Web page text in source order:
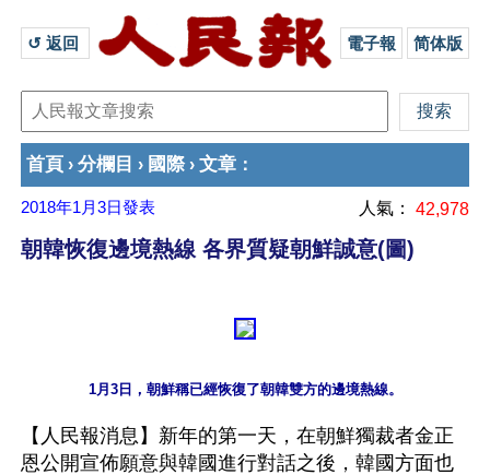
↺ 返回 電子報 简体版
首頁 › 分欄目 › 國際› 文章 ：
2018年1月3日發表 人氣： 42,978
朝韓恢復邊境熱線 各界質疑朝鮮誠意(圖)
【人民報消息】新年的第一天，在朝鮮獨裁者金正
恩公開宣佈願意與韓國進行對話之後，韓國方面也